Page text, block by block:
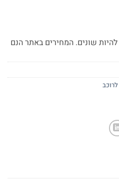
שונים. המחירים באתר הנם
לרוכב